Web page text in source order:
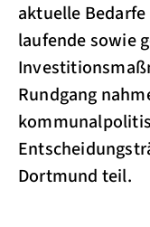
aktuelle
laufende sowie
Rundgang
Dortmund teil.